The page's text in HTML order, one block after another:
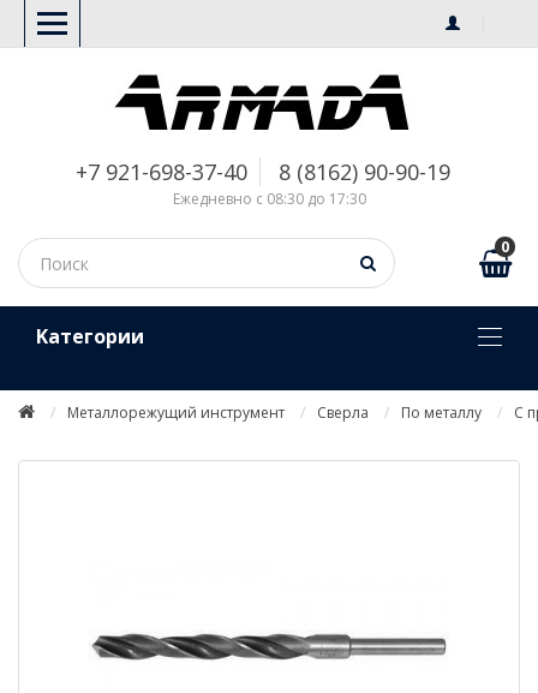
+7 921-698-37-40 8 (8162) 90-90-19
Ежедневно с 08:30 до 17:30
0
Kатегории
Металлорежущий инструмент Сверла По металлу С